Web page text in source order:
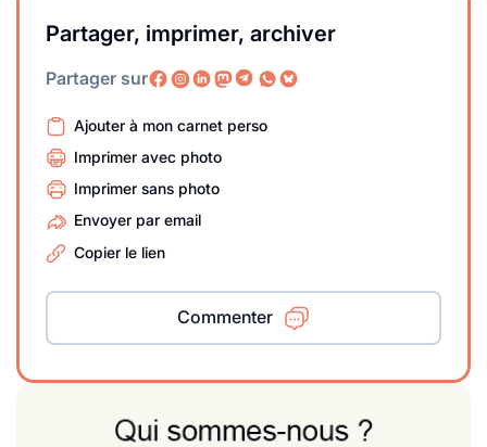
Partager, imprimer, archiver
Partager sur
Ajouter à mon carnet perso
Imprimer avec photo
Imprimer sans photo
Envoyer par email
Copier le lien
Commenter